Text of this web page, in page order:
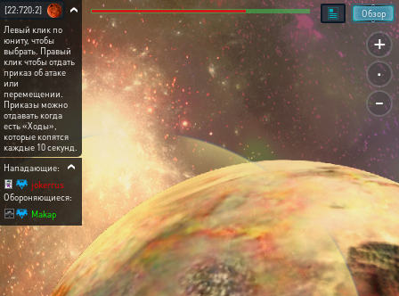
+
.
-
Обзор
[22:720:2]
Левый клик по
юниту, чтобы
выбрать. Правый
клик чтобы отдать
приказ об атаке
или
перемещении.
Приказы можно
отдавать когда
есть «Ходы»,
которые копятся
каждые 10 секунд.
Нападающие:
jokerrus
Обороняющиеся:
Makap